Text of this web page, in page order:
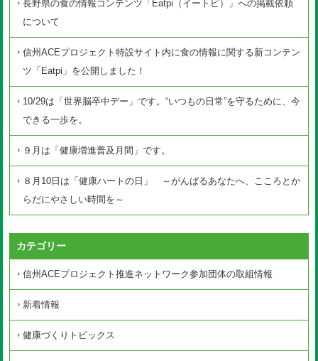
長野県の食の情報コンテンツ「Eatpi（イートピ）」への掲載依頼
について
信州ACEプロジェクト特設サイト内に食の情報に関する新コンテン
ツ「Eatpi」を公開しました！
10/29は「世界脳卒中デー」です。“いつもの日常”を守るために、今
できる一歩を。
９月は「健康増進普及月間」です。
８月10日は「健康ハートの日」 ～がんばるあなたへ、こころとか
らだにやさしい時間を～
カテゴリー
信州ACEプロジェクト推進ネットワーク参加団体の取組情報
新着情報
健康づくりトピックス